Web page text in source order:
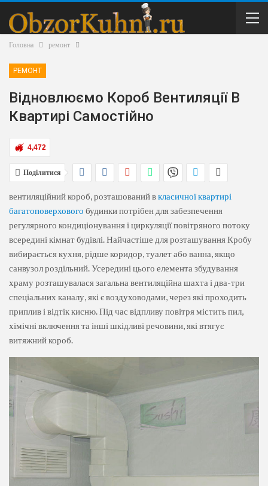
Головна ремонт
РЕМОНТ
Відновлюємо Короб Вентиляції В
Квартирі Самостійно
4,472
Поділитися
вентиляційний короб, розташований вкласичної квартирі
багатоповерхового будинки потрібен для забезпечення
регулярного кондиціонування і циркуляції повітряного потоку
всередині кімнат будівлі. Найчастіше для розташування Кробу
вибирається кухня, рідше коридор, туалет або ванна, якщо
санвузол роздільний. Усередині цього елемента збудування
храму розташувалася загальна вентиляційна шахта і два-три
спеціальних каналу, які є воздуховодами, через які проходить
приплив і відтік кисню. Під час відпливу повітря містить пил,
хімічні включення та інші шкідливі речовини, які втягує
витяжний короб.